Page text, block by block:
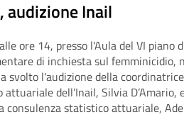
audizione Inail
ore 14, presso l'Aula del VI piano
di inchiesta sul femminicidio,
svolto l'audizione della
dell’Inail, Silvia D’Amario,
consulenza statistico attuariale,